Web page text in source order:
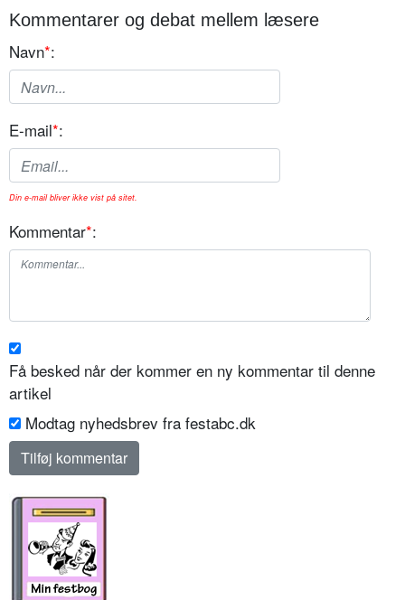
Kommentarer og debat mellem læsere
Navn*:
E-mail*:
Din e-mail bliver ikke vist på sitet.
Kommentar*:
Få besked når der kommer en ny kommentar til denne
artikel
Modtag nyhedsbrev fra festabc.dk